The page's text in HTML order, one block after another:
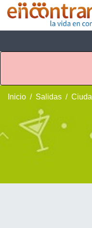
Inicio Salidas